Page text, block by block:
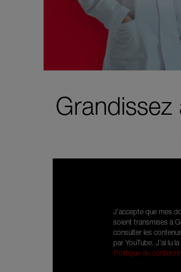
Grandissez
J’accepte que mes
soient transmises à
consulter les
par YouTube. J’ai lu
Politique de